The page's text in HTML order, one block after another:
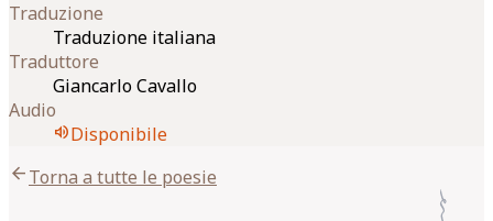
Traduzione
Traduzione italiana
Traduttore
Giancarlo Cavallo
Audio
volume_upDisponibile
arrow_backTorna a tutte le poesie